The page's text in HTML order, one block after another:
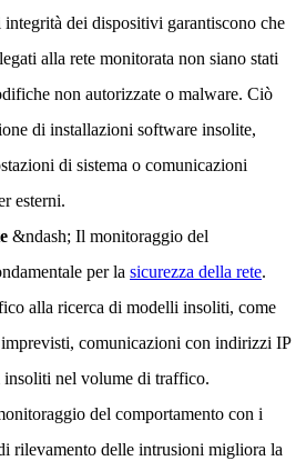
dei dispositivi garantiscono che
alla rete monitorata non siano stati
non autorizzate o malware. Ciò
di installazioni software insolite,
di sistema o comunicazioni
esterni.
&ndash; Il monitoraggio del
per la sicurezza della rete.
alla ricerca di modelli insoliti, come
comunicazioni con indirizzi IP
insoliti nel volume di traffico.
del comportamento con i
rilevamento delle intrusioni migliora la